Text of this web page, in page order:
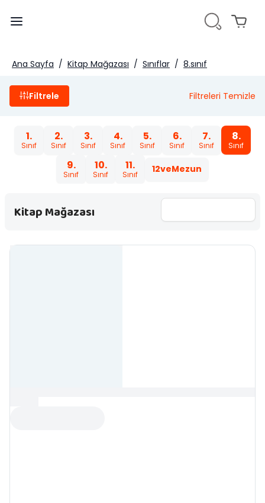
Ana Sayfa / Kitap Mağazası / Sınıflar / 8.sınıf
Filtrele Filtreleri Temizle
1.
Sınıf
2.
Sınıf
3.
Sınıf
4.
Sınıf
5.
Sınıf
6.
Sınıf
7.
Sınıf
8.
Sınıf
9.
Sınıf
10.
Sınıf
11.
Sınıf 12veMezun
Kitap Mağazası